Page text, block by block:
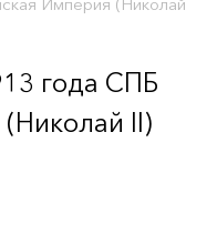
года СПБ
II)